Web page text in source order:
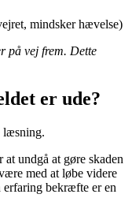
mindsker hævelse)
på vej frem. Dette
er ude?
læsning.
undgå at gøre skaden
med at løbe videre
erfaring bekræfte er en